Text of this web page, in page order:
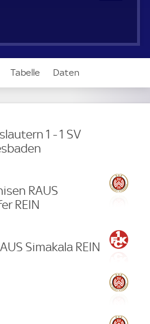
Tabelle Daten
1 - 1 SV
RAUS
REIN
Simakala REIN